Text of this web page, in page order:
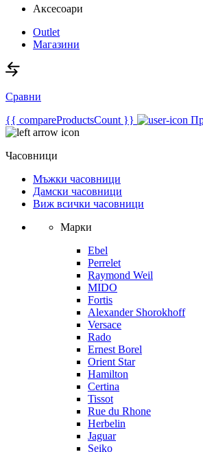
Аксесоари
Outlet
Магазини
Сравни
{{ compareProductsCount }}
Часовници
Мъжки часовници
Дамски часовници
Виж всички часовници
Марки
Ebel
Perrelet
Raymond Weil
MIDO
Fortis
Alexander Shorokhoff
Versace
Rado
Ernest Borel
Orient Star
Hamilton
Certina
Tissot
Rue du Rhone
Herbelin
Jaguar
Seiko